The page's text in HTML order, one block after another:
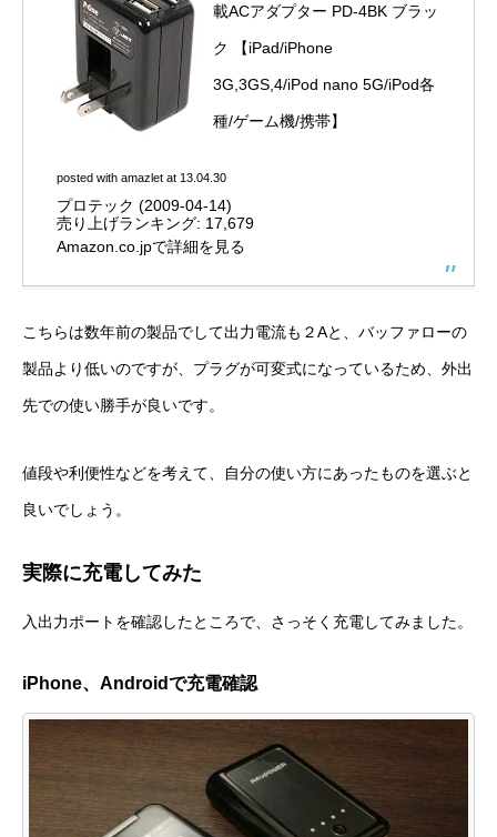
載ACアダプター PD-4BK ブラッ
ク 【iPad/iPhone
3G,3GS,4/iPod nano 5G/iPod各
種/ゲーム機/携帯】
posted with amazlet at 13.04.30
プロテック (2009-04-14)
売り上げランキング: 17,679
Amazon.co.jpで詳細を見る
こちらは数年前の製品でして出力電流も２Aと、バッファローの
製品より低いのですが、プラグが可変式になっているため、外出
先での使い勝手が良いです。
値段や利便性などを考えて、自分の使い方にあったものを選ぶと
良いでしょう。
実際に充電してみた
入出力ポートを確認したところで、さっそく充電してみました。
iPhone、Androidで充電確認